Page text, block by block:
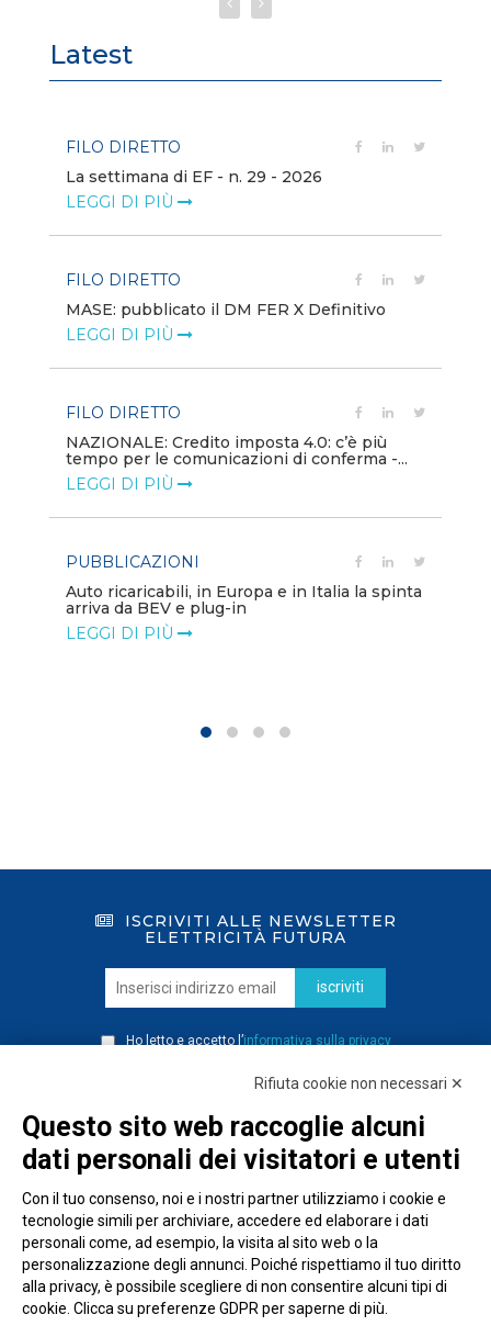
Latest
FILO DIRETTO
La settimana di EF - n. 29 - 2026
LEGGI DI PIÙ
FILO DIRETTO
MASE: pubblicato il DM FER X Definitivo
LEGGI DI PIÙ
FILO DIRETTO
NAZIONALE: Credito imposta 4.0: c’è più
tempo per le comunicazioni di conferma -...
LEGGI DI PIÙ
PUBBLICAZIONI
Auto ricaricabili, in Europa e in Italia la spinta
arriva da BEV e plug-in
LEGGI DI PIÙ
ISCRIVITI ALLE NEWSLETTER
ELETTRICITÀ FUTURA
iscriviti
Ho letto e accetto l’informativa sulla privacy
Rifiuta cookie non necessari ✕
Questo sito web raccoglie alcuni
dati personali dei visitatori e utenti
Con il tuo consenso, noi e i nostri partner utilizziamo i cookie e
tecnologie simili per archiviare, accedere ed elaborare i dati
personali come, ad esempio, la visita al sito web o la
personalizzazione degli annunci. Poiché rispettiamo il tuo diritto
alla privacy, è possibile scegliere di non consentire alcuni tipi di
cookie. Clicca su preferenze GDPR per saperne di più.